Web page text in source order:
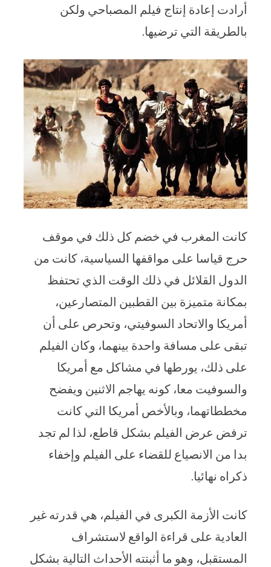
أرادت إعادة إنتاج فيلم المصباحي ولكن
بالطريقة التي ترضيها.
كانت المغرب في خضم كل ذلك في موقف
حرج قياسا على مواقفها السياسية، كانت من
الدول القلائل في ذلك الوقت الذي تحتفظ
بمكانة متميزة بين القطبين المتصارعين،
أمريكا والاتحاد السوفيتي، وتحرص على أن
تبقى على مسافة واحدة بينهما، وكان الفيلم
على ذلك، يورطها في مشاكل مع أمريكا
والسوفيت معا، كونه يهاجم الاثنين ويفضح
مخططاتهما، وبالأخص أمريكا التي كانت
ترفض عرض الفيلم بشكل قاطع، لذا لم تجد
بدا من الانصياع للقضاء على الفيلم وإخفاء
ذكراه نهائيا.
كانت الأزمة الكبرى في الفيلم، هي قدرته غير
العادية على قراءة الواقع لاستشراف
المستقبل، وهو ما أثبتته الأحداث التالية بشكل